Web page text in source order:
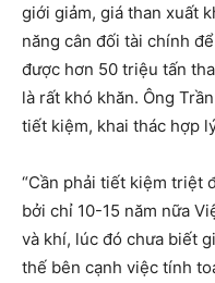
giới giảm, giá than xuất
năng cân đối tài chính
được hơn 50 triệu tấn
là rất khó khăn. Ông
tiết kiệm, khai thác hợp
“Cần phải tiết kiệm triệt
bởi chỉ 10-15 năm nữa
và khí, lúc đó chưa biết
thế bên cạnh việc tính